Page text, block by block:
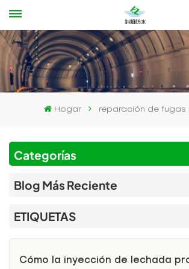
Hogar reparación de fugas
Categorías
Blog Más Reciente
ETIQUETAS
Cómo la inyección de lechada